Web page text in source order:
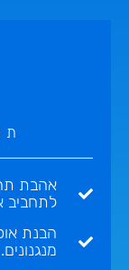
אהבת
לתחביב
הבנת
מנגנונים.